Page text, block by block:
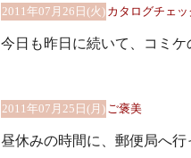
2011年07月26日(火) カタログチェッ
今日も昨日に続いて、コミ
2011年07月25日(月) ご褒美
昼休みの時間に、郵便局へ